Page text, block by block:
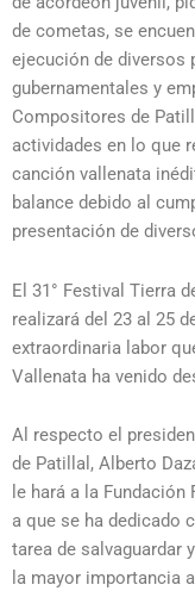
de cometas, se
ejecución de diversos
gubernamentales y
Compositores de
actividades en lo que
canción vallenata
balance debido al
presentación de
El 31° Festival Tierra
realizará del 23 al 25
extraordinaria labor
Vallenata ha venido
Al respecto el
de Patillal, Alberto
le hará a la
a que se ha dedicado
tarea de salvaguardar
la mayor importancia